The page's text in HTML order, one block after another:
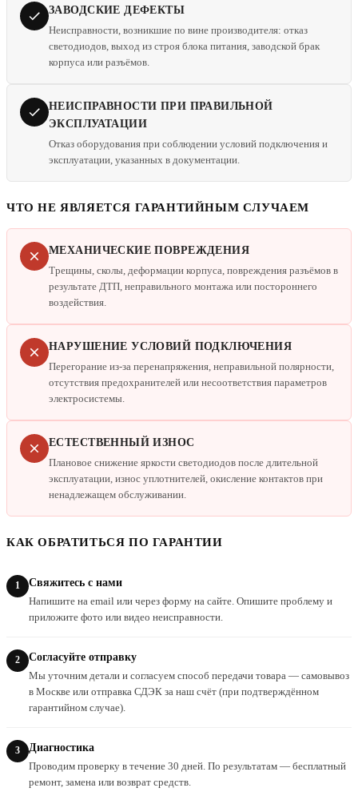
ЗАВОДСКИЕ ДЕФЕКТЫ
Неисправности, возникшие по вине производителя: отказ
светодиодов, выход из строя блока питания, заводской брак
корпуса или разъёмов.
НЕИСПРАВНОСТИ ПРИ ПРАВИЛЬНОЙ
ЭКСПЛУАТАЦИИ
Отказ оборудования при соблюдении условий подключения и
эксплуатации, указанных в документации.
ЧТО НЕ ЯВЛЯЕТСЯ ГАРАНТИЙНЫМ СЛУЧАЕМ
МЕХАНИЧЕСКИЕ ПОВРЕЖДЕНИЯ
Трещины, сколы, деформации корпуса, повреждения разъёмов в
результате ДТП, неправильного монтажа или постороннего
воздействия.
НАРУШЕНИЕ УСЛОВИЙ ПОДКЛЮЧЕНИЯ
Перегорание из-за перенапряжения, неправильной полярности,
отсутствия предохранителей или несоответствия параметров
электросистемы.
ЕСТЕСТВЕННЫЙ ИЗНОС
Плановое снижение яркости светодиодов после длительной
эксплуатации, износ уплотнителей, окисление контактов при
ненадлежащем обслуживании.
КАК ОБРАТИТЬСЯ ПО ГАРАНТИИ
Свяжитесь с нами
Напишите на email или через форму на сайте. Опишите проблему и
приложите фото или видео неисправности.
Согласуйте отправку
Мы уточним детали и согласуем способ передачи товара — самовывоз
в Москве или отправка СДЭК за наш счёт (при подтверждённом
гарантийном случае).
Диагностика
Проводим проверку в течение 30 дней. По результатам — бесплатный
ремонт, замена или возврат средств.